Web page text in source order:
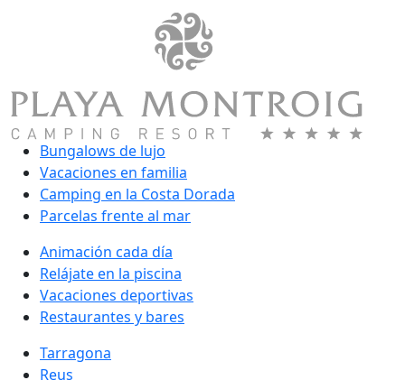
Bungalows de lujo
Vacaciones en familia
Camping en la Costa Dorada
Parcelas frente al mar
Animación cada día
Relájate en la piscina
Vacaciones deportivas
Restaurantes y bares
Tarragona
Reus